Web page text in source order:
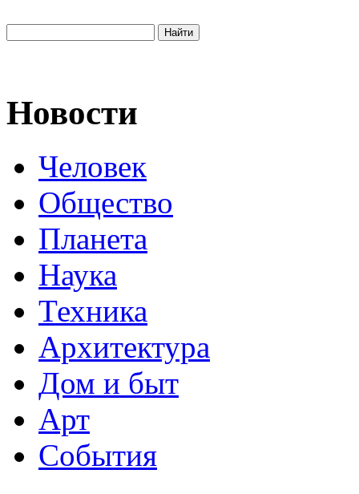
Новости
Человек
Общество
Планета
Наука
Техника
Архитектура
Дом и быт
Арт
События